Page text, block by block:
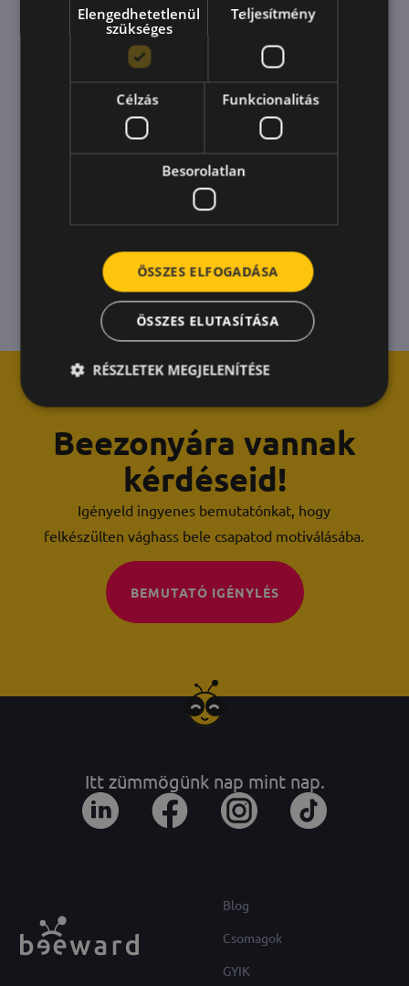
Beezonyára vannak
kérdéseid!
Igényeld ingyenes bemutatónkat, hogy
felkészülten vághass bele csapatod motiválásába.
BEMUTATÓ IGÉNYLÉS
Itt zümmögünk nap mint nap.
Blog
Csomagok
GYIK
Elengedhetetlenül
szükséges
Teljesítmény
Célzás Funkcionalitás
Besorolatlan
ÖSSZES ELFOGADÁSA
ÖSSZES ELUTASÍTÁSA
RÉSZLETEK MEGJELENÍTÉSE